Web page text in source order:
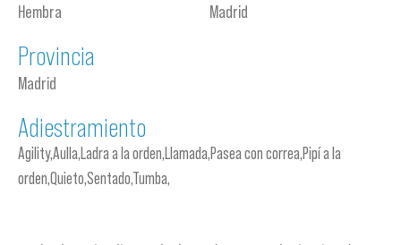
Hembra Madrid
Provincia
Madrid
Adiestramiento
Agility,Aulla,Ladra a la orden,Llamada,Pasea con correa,Pipí a la
orden,Quieto,Sentado,Tumba,